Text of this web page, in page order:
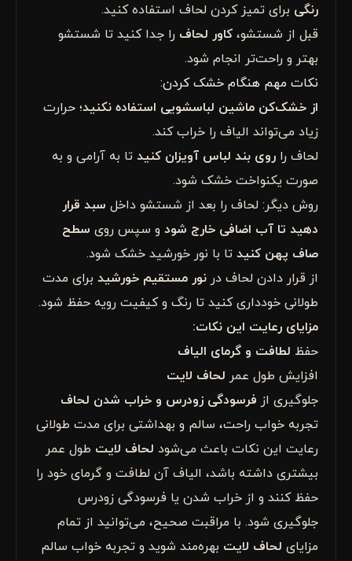
رنگی برای تمیز کردن لحاف استفاده کنید.
قبل از شستشو، کاور لحاف را جدا کنید تا شستشو
بهتر و راحت‌تر انجام شود.
نکات مهم هنگام خشک کردن:
از خشک‌کن ماشین لباسشویی استفاده نکنید؛ حرارت
زیاد می‌تواند الیاف را خراب کند.
لحاف را روی بند لباس آویزان کنیدتا به آرامی و به
صورت یکنواخت خشک شود.
روش دیگر: لحاف را بعد از شستشو داخل سبد قرار
دهید تا آب اضافی خارج شودو سپس روی سطح
صاف پهن کنیدتا با نور خورشید خشک شود.
از قرار دادن لحاف در نور مستقیم خورشیدبرای مدت
طولانی خودداری کنید تا رنگ و کیفیت رویه حفظ شود.
مزایای رعایت این نکات:
حفظ لطافت و گرمای الیاف
افزایش طول عمر لحاف لایت
جلوگیری از فرسودگی زودرس و خراب شدن لحاف
تجربه خواب راحت، سالم و بهداشتی برای مدت طولانی
رعایت این نکات باعث می‌شود لحاف لایت طول عمر
بیشتری داشته باشد، الیاف آن لطافت و گرمای خود را
حفظ کنند و از خراب شدن یا فرسودگی زودرس
جلوگیری شود. با مراقبت صحیح، می‌توانید از تمام
مزایای لحاف لایت بهره‌مند شوید و تجربه خواب سالم